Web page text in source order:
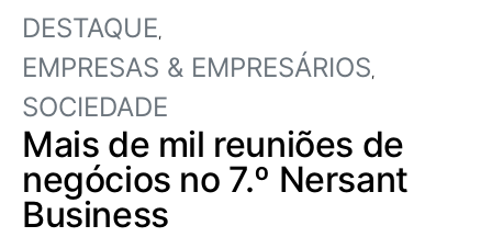
DESTAQUE
EMPRESAS & EMPRESÁRIOS
SOCIEDADE
Mais de mil reuniões de
negócios no 7.º Nersant
Business